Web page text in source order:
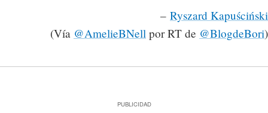
– Ryszard Kapuściński
(Vía @AmelieBNell por RT de @BlogdeBori)
PUBLICIDAD